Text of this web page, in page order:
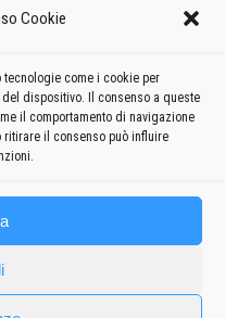
Cookie
come i cookie per
dispositivo. Il consenso a queste
il comportamento di navigazione
ritirare il consenso può influire
Lascia un commento
dell’Amba Alagi,
è svolta ieri mattina al
solennità